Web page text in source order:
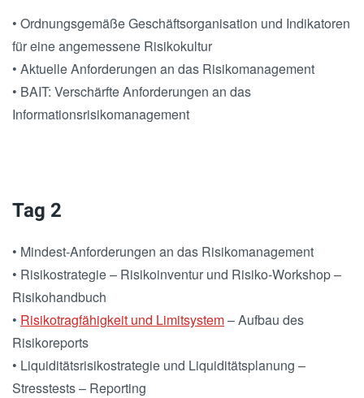
• Ordnungsgemäße Geschäftsorganisation und Indikatoren
für eine angemessene Risikokultur
• Aktuelle Anforderungen an das Risikomanagement
• BAIT: Verschärfte Anforderungen an das
Informationsrisikomanagement
Tag 2
• Mindest-Anforderungen an das Risikomanagement
• Risikostrategie – Risikoinventur und Risiko-Workshop –
Risikohandbuch
• Risikotragfähigkeit und Limitsystem– Aufbau des
Risikoreports
• Liquiditätsrisikostrategie und Liquiditätsplanung –
Stresstests – Reporting